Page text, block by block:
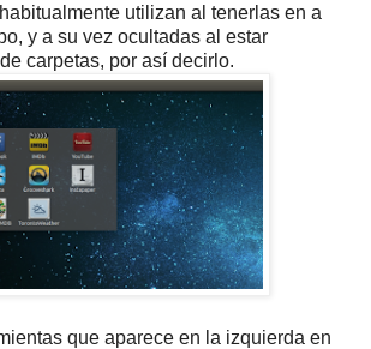
utilizan al tenerlas en a
y a su vez ocultadas al estar
carpetas, por así decirlo.
que aparece en la izquierda en